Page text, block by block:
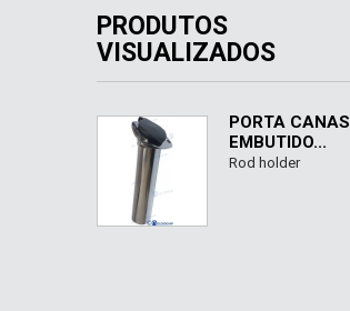
PRODUTOS
VISUALIZADOS
PORTA CANAS
EMBUTIDO...
Rod holder